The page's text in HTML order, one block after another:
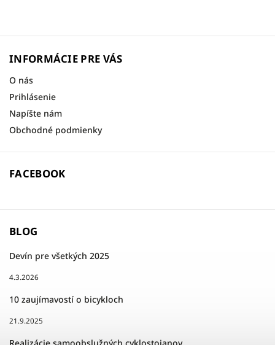
INFORMÁCIE PRE VÁS
O nás
Prihlásenie
Napíšte nám
Obchodné podmienky
FACEBOOK
BLOG
Devín pre všetkých 2025
4.3.2026
10 zaujímavostí o bicykloch
21.9.2025